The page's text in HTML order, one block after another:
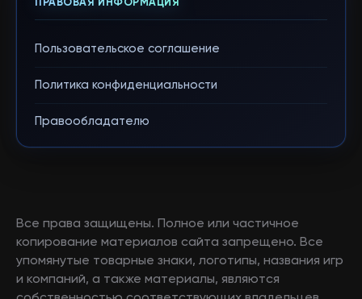
ПРАВОВАЯ ИНФОРМАЦИЯ
Пользовательское соглашение
Политика конфиденциальности
Правообладателю
Все права защищены. Полное или частичное
копирование материалов сайта запрещено. Все
упомянутые товарные знаки, логотипы, названия игр
и компаний, а также материалы, являются